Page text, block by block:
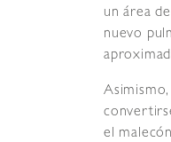
un área
nuevo
el